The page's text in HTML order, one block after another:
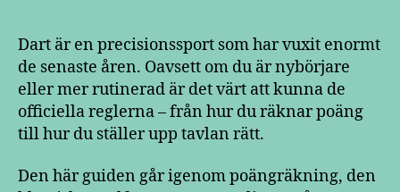
Dart är en precisionssport som har vuxit enormt
de senaste åren. Oavsett om du är nybörjare
eller mer rutinerad är det värt att kunna de
officiella reglerna – från hur du räknar poäng
till hur du ställer upp tavlan rätt.
Den här guiden går igenom poängräkning, den